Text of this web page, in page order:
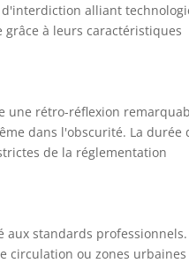
d'interdiction alliant
à leurs caractéristiques
une rétro-réflexion
dans l'obscurité. La durée
de la réglementation
aux standards professionnels.
circulation ou zones urbaines